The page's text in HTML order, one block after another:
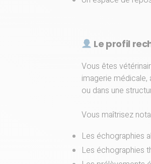
Le profil
Vous êtes
imagerie
ou dans une
Vous maîtrisez
Les échographies
Les échographies